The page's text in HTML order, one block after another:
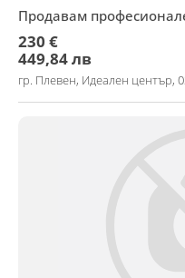
Продавам
230 €
449,84 лв
гр. Плевен, Идеален център,